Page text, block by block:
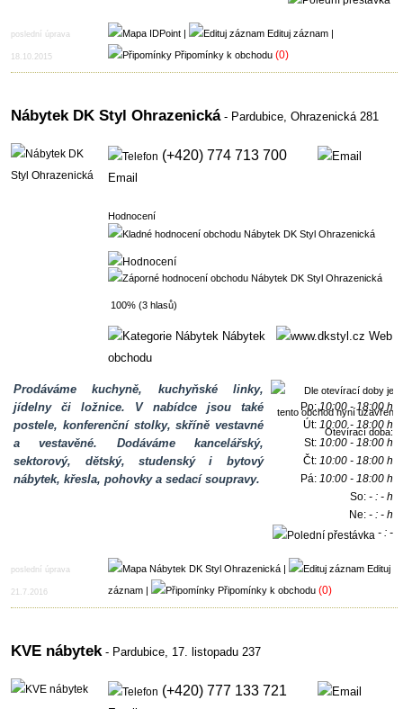
poslední úprava
18.10.2015
| Edituj záznam|
Připomínky k obchodu (0)
Nábytek DK Styl Ohrazenická- Pardubice,Ohrazenická 281
(+420) 774 713 700
Email
Hodnocení
100% (3 hlasů)
Nábytek
Web
obchodu
Prodáváme kuchyně, kuchyňské linky,
jídelny či ložnice. V nabídce jsou také
postele, konferenční stolky, skříně vestavné
a vestavěné. Dodáváme kancelářský,
sektorový, dětský, studenský i bytový
nábytek, křesla, pohovky a sedací soupravy.
Otevírací doba:
Po:10:00 - 18:00 h
Út: 10:00 - 18:00 h
St: 10:00 - 18:00 h
Čt: 10:00 - 18:00 h
Pá: 10:00 - 18:00 h
So:- : - h
Ne:- : - h
- : -
poslední úprava
21.7.2016
|
Edituj
záznam| Připomínky k obchodu (0)
KVE nábytek - Pardubice, 17. listopadu 237
(+420) 777 133 721